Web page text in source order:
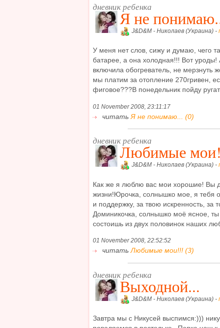
дневник ребенка
Я не
J&D&M - Николаев (Украина) -
У меня нет слов, сижу и думаю, чего
батарее, а она холодная!!! Вот
включила обогреватель, не мерзнуть
мы платим за отопление 270гривен,
фиговое???В понедельник пойду
01 November 2008, 23:11:17
читать Я не понимаю... (0)
дневник ребенка
Любимые
J&D&M - Николаев (Украина) -
Как же я люблю вас мои хорошие! Вы
жизни!Юрочка, солнышко мое, я тебя
и поддержку, за твою искренность, за
Доминикочка, солнышко моё ясное,
состоишь из двух половинок наших
01 November 2008, 22:52:52
читатьЛюбимые мои!!! (3)
дневник ребенка
Выходной...
J&D&M - Николаев (Украина) -
Завтра мы с Никусей выспимся:)))